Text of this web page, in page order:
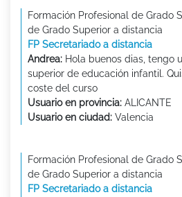
Formación Profesional de Grado
de Grado Superior a distancia
FP Secretariado a distancia
Andrea: Hola buenos dias, tengo
superior de educación infantil.
coste del curso
Usuario en provincia: ALICANTE
Usuario en ciudad: Valencia
Formación Profesional de Grado
de Grado Superior a distancia
FP Secretariado a distancia